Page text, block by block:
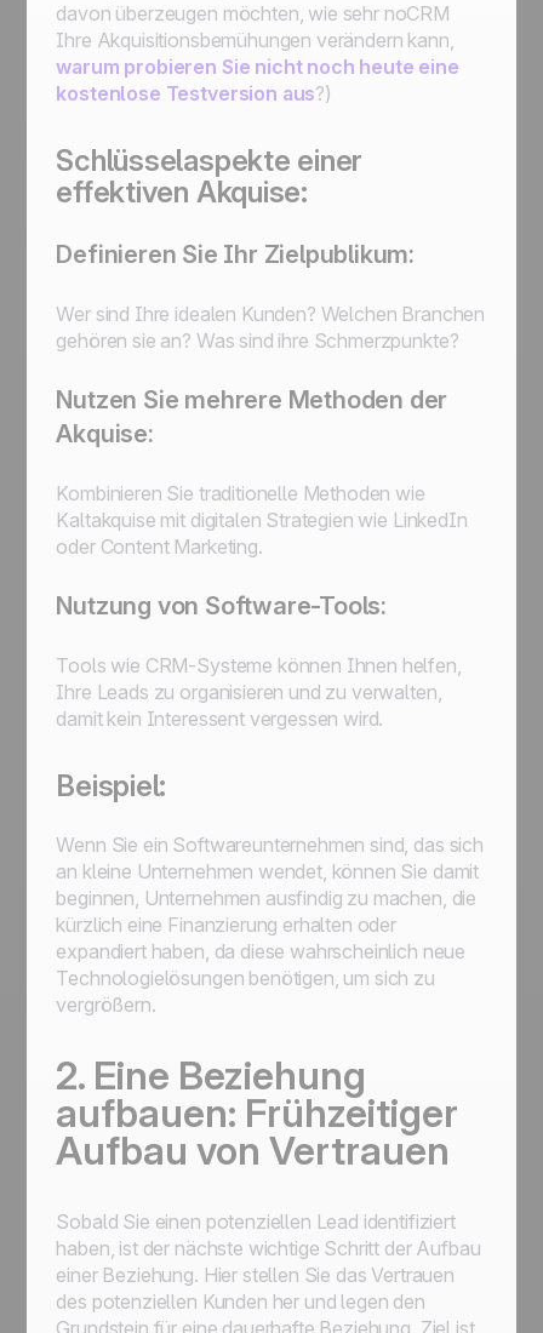
davon überzeugen möchten, wie sehr noCRM
Ihre Akquisitionsbemühungen verändern kann,
warum probieren Sie nicht noch heute eine
kostenlose Testversion aus?)
Schlüsselaspekte einer
effektiven Akquise:
Definieren Sie Ihr Zielpublikum:
Wer sind Ihre idealen Kunden? Welchen Branchen
gehören sie an? Was sind ihre Schmerzpunkte?
Nutzen Sie mehrere Methoden der
Akquise:
Kombinieren Sie traditionelle Methoden wie
Kaltakquise mit digitalen Strategien wie LinkedIn
oder Content Marketing.
Nutzung von Software-Tools:
Tools wie CRM-Systeme können Ihnen helfen,
Ihre Leads zu organisieren und zu verwalten,
damit kein Interessent vergessen wird.
Beispiel:
Wenn Sie ein Softwareunternehmen sind, das sich
an kleine Unternehmen wendet, können Sie damit
beginnen, Unternehmen ausfindig zu machen, die
kürzlich eine Finanzierung erhalten oder
expandiert haben, da diese wahrscheinlich neue
Technologielösungen benötigen, um sich zu
vergrößern.
2. Eine Beziehung
aufbauen: Frühzeitiger
Aufbau von Vertrauen
Sobald Sie einen potenziellen Lead identifiziert
haben, ist der nächste wichtige Schritt der Aufbau
einer Beziehung. Hier stellen Sie das Vertrauen
des potenziellen Kunden her und legen den
Grundstein für eine dauerhafte Beziehung. Ziel ist